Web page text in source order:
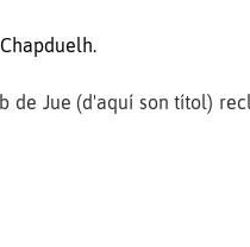
Jue (d'aquí son títol)